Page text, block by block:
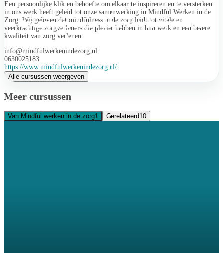
Een persoonlijke klik en behoefte om elkaar te inspireren en te versterken
in ons werk heeft geleid tot onze samenwerking in Mindful Werken in de
Zorg. Wij geloven dat mindfulness in de zorg leidt tot vitale en
veerkrachtige zorgverleners die plezier hebben in hun werk en een betere
kwaliteit van zorg verlenen.
info@mindfulwerkenindezorg.nl
0630025183
https://www.mindfulwerkenindezorg.nl/
Alle cursussen weergeven
Meer cursussen
Van Mindful werken in de zorg1 Gerelateerd10
Training Mindful Werken voor
Verloskundigen